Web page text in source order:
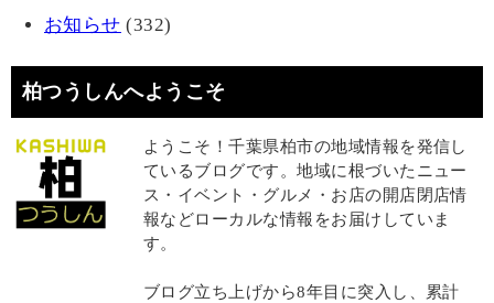
お知らせ (332)
柏つうしんへようこそ
ようこそ！千葉県柏市の地域情報を発信し
ているブログです。地域に根づいたニュー
ス・イベント・グルメ・お店の開店閉店情
報などローカルな情報をお届けしていま
す。
ブログ立ち上げから8年目に突入し、累計